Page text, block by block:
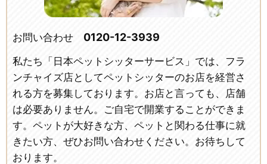
お問い合わせ 0120-12-3939
私たち「日本ペットシッターサービス」では、フラ
ンチャイズ店としてペットシッターのお店を経営さ
れる方を募集しております。お店と言っても、店舗
は必要ありません。ご自宅で開業することができま
す。ペットが大好きな方、ペットと関わる仕事に就
きたい方、ぜひお問い合わせください。お待ちして
おります。